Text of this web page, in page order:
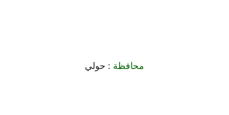
محافظة : حولي